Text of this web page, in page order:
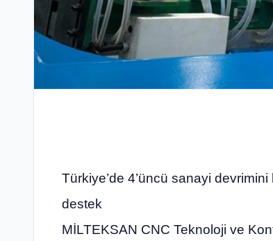
Türkiye’de 4’üncü sanayi
destek
MİLTEKSAN CNC Teknoloji ve